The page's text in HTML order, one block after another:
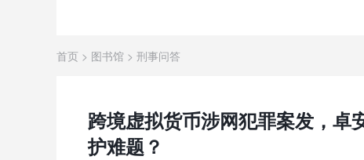
首页 > 图书馆 > 刑事问答
跨境虚拟货币涉网犯罪案发，卓
护难题？